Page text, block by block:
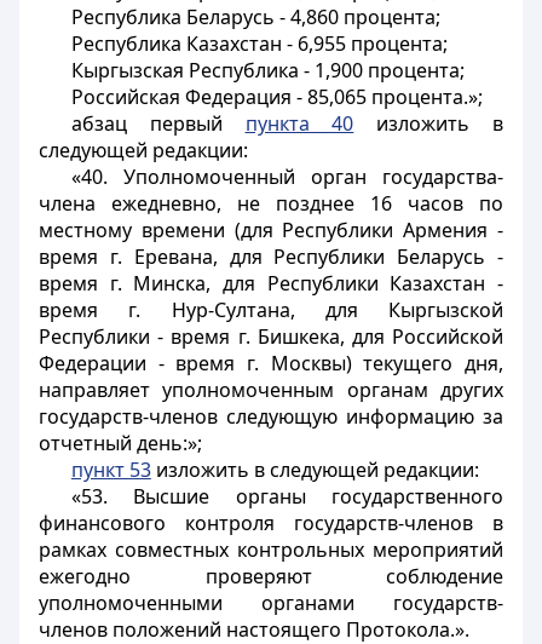
Республика Беларусь - 4,860 процента;
Республика Казахстан - 6,955 процента;
Кыргызская Республика - 1,900 процента;
Российская Федерация - 85,065 процента.»;
абзац первый пункта 40 изложить в
следующей редакции:
«40. Уполномоченный орган государства-
члена ежедневно, не позднее 16 часов по
местному времени (для Республики Армения -
время г. Еревана, для Республики Беларусь -
время г. Минска, для Республики Казахстан -
время г. Нур-Султана, для Кыргызской
Республики - время г. Бишкека, для Российской
Федерации - время г. Москвы) текущего дня,
направляет уполномоченным органам других
государств-членов следующую информацию за
отчетный день:»;
пункт 53изложить в следующей редакции:
«53. Высшие органы государственного
финансового контроля государств-членов в
рамках совместных контрольных мероприятий
ежегодно проверяют соблюдение
уполномоченными органами государств-
членов положений настоящего Протокола.».